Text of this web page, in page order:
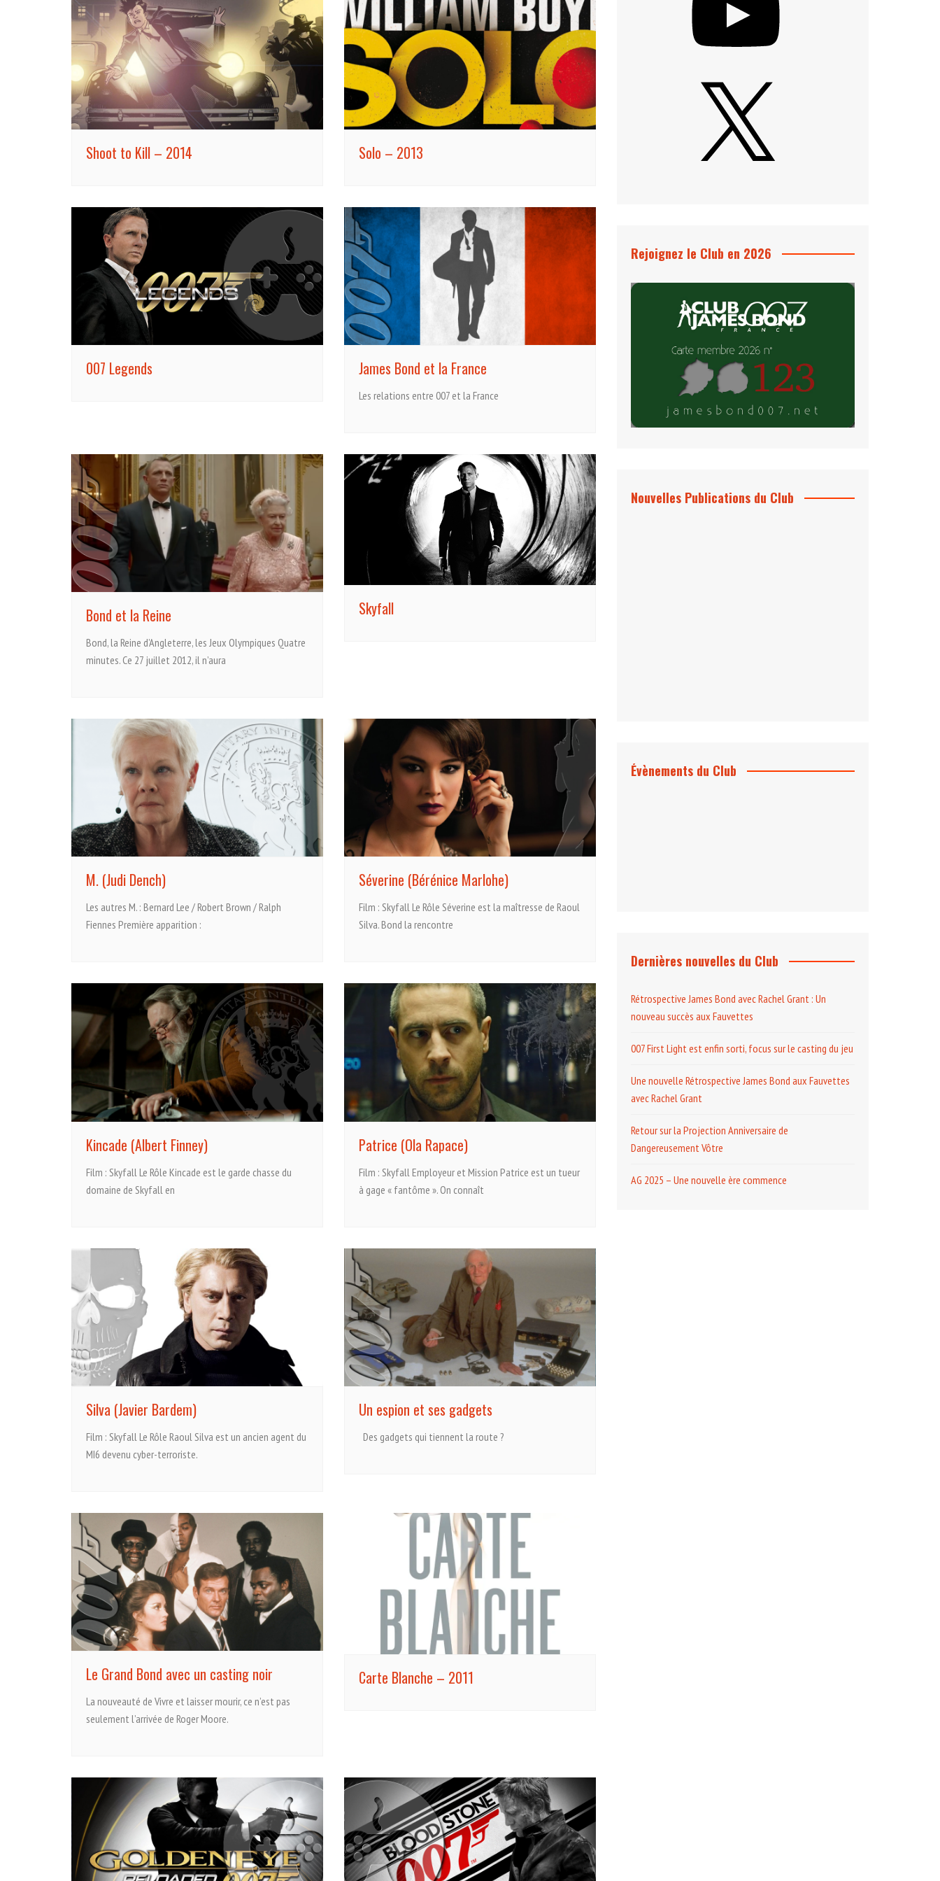
Tuer n’est pas jouer
Permis de tuer
Goldeneye
Demain ne meurt jamais
Le Monde ne suffit pas
Shoot to Kill – 2014 Solo – 2013
007 Legends James Bond et la France
Les relations entre 007 et la France
Bond et la Reine
Bond, la Reine d’Angleterre, les Jeux Olympiques Quatre
minutes. Ce 27 juillet 2012, il n’aura
Skyfall
M. (Judi Dench)
Les autres M. : Bernard Lee / Robert Brown / Ralph
Fiennes Première apparition :
Séverine (Bérénice Marlohe)
Film : Skyfall Le Rôle Séverine est la maîtresse de Raoul
Silva. Bond la rencontre
Kincade (Albert Finney)
Film : Skyfall Le Rôle Kincade est le garde chasse du
domaine de Skyfall en
Patrice (Ola Rapace)
Film : Skyfall Employeur et Mission Patrice est un tueur
à gage « fantôme ». On connaît
Silva (Javier Bardem)
Film : Skyfall Le Rôle Raoul Silva est un ancien agent du
MI6 devenu cyber-terroriste.
Un espion et ses gadgets
Des gadgets qui tiennent la route ?
Le Grand Bond avec un casting noir
La nouveauté de Vivre et laisser mourir, ce n’est pas
seulement l’arrivée de Roger Moore.
Carte Blanche – 2011
Rejoignez le Club en 2026
Nouvelles Publications du Club
Évènements du Club
Dernières nouvelles du Club
Rétrospective James Bond avec Rachel Grant : Un
nouveau succès aux Fauvettes
007 First Light est enfin sorti, focus sur le casting du jeu
Une nouvelle Rétrospective James Bond aux Fauvettes
avec Rachel Grant
Retour sur la Projection Anniversaire de
Dangereusement Vôtre
AG 2025 – Une nouvelle ère commence